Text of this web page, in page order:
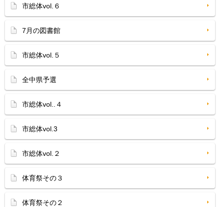
市総体vol.６
7月の図書館
市総体vol.５
全中県予選
市総体vol..４
市総体vol.3
市総体vol.２
体育祭その３
体育祭その２